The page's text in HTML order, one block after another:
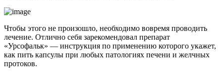
Чтобы этого не произошло, необходимо вовремя проводить
лечение. Отлично себя зарекомендовал препарат
«Урсофальк» — инструкция по применению которого укажет,
как пить капсулы при любых патологиях печени и желчных
протоков.